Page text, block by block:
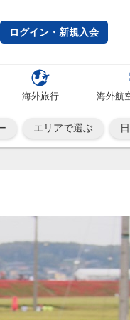
ログイン・新規入会
海外旅行 海外航
エリアで選ぶ